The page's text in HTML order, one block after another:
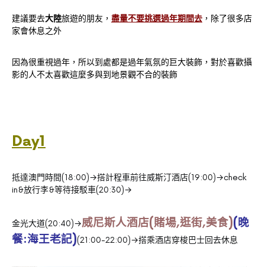
建議要去大陸旅遊的朋友， 盡量不要挑選過年期間去 ，除了很多店
家會休息之外
因為很重視過年，所以到處都是過年氣氛的巨大裝飾，對於喜歡攝
影的人不太喜歡這麼多與到地景觀不合的裝飾
Day1
抵達澳門時間(18:00)→搭計程車前往威斯汀酒店(19:00)→check
in&放行李&等待接駁車(20:30)→
金光大道(20:40)→威尼斯人酒店(賭場,逛街,美食)(晚
餐:海王老記)(21:00-22:00)→搭乘酒店穿梭巴士回去休息